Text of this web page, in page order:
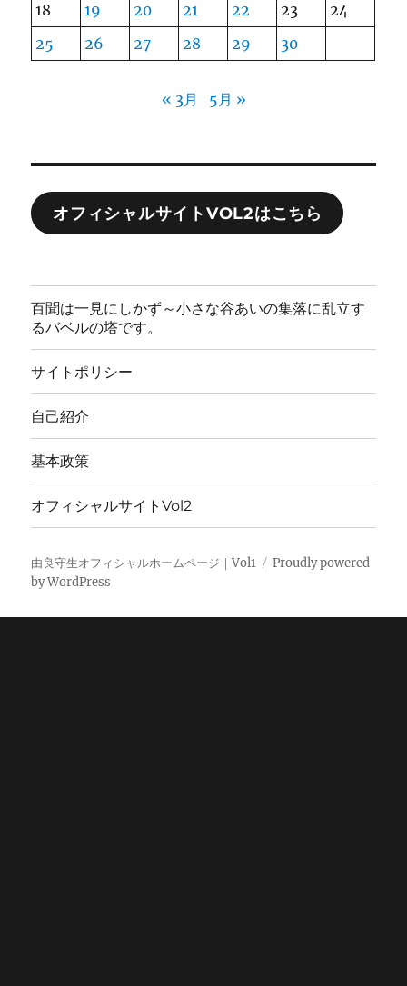
18 19 20 21 22 23
24
25
26 27 28 29 30
« 3月 5月 »
オフィシャルサイトVOL2はこちら
百聞は一見にしかず～小さな谷あいの集落に乱立す
るバベルの塔です。
サイトポリシー
自己紹介
基本政策
オフィシャルサイトVol2
由良守生オフィシャルホームページ｜Vol1
Proudly powered
by WordPress